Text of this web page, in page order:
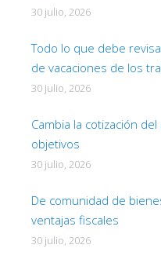
30 julio, 2026
Todo lo que debe
de vacaciones de los
30 julio, 2026
Cambia la cotización
objetivos
30 julio, 2026
De comunidad de
ventajas fiscales
30 julio, 2026